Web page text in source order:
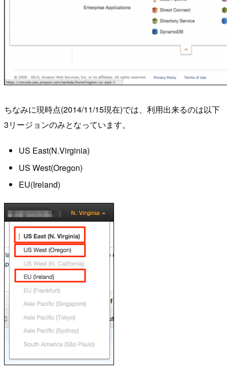
ちなみに現時点(2014/11/15現在)では、利用出来るのは以下
3リージョンのみとなっています。
US East(N.Virginia)
US West(Oregon)
EU(Ireland)